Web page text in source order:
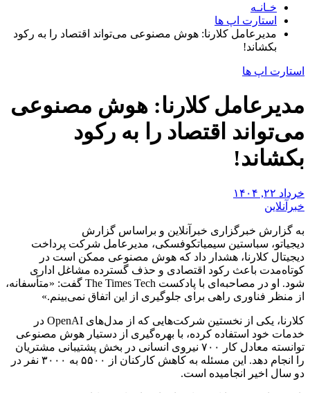
خـانـه
استارت اپ ها
مدیرعامل کلارنا: هوش مصنوعی می‌تواند اقتصاد را به رکود
بکشاند!
استارت اپ ها
مدیرعامل کلارنا: هوش مصنوعی
می‌تواند اقتصاد را به رکود
بکشاند!
خرداد ۲۲, ۱۴۰۴
خبرآنلاین
به گزارش خبرگزاری خبرآنلاین و براساس گزارش
دیجیاتو، سباستین سیمیاتکوفسکی، مدیرعامل شرکت پرداخت
دیجیتال کلارنا، هشدار داد که هوش مصنوعی ممکن است در
کوتاه‌مدت باعث رکود اقتصادی و حذف گسترده مشاغل اداری
شود. او در مصاحبه‌ای با پادکست The Times Tech گفت: «متأسفانه،
از منظر فناوری راهی برای جلوگیری از این اتفاق نمی‌بینم.»
کلارنا، یکی از نخستین شرکت‌هایی که از مدل‌های OpenAI در
خدمات خود استفاده کرده، با بهره‌گیری از دستیار هوش مصنوعی
توانسته معادل کار ۷۰۰ نیروی انسانی در بخش پشتیبانی مشتریان
را انجام دهد. این مسئله به کاهش کارکنان از ۵۵۰۰ به ۳۰۰۰ نفر در
دو سال اخیر انجامیده است.